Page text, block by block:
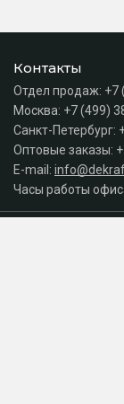
Контакты
Отдел продаж: +7
Москва: +7 (499)
Санкт-Петербург:
Оптовые заказы:
E-mail:
Часы работы